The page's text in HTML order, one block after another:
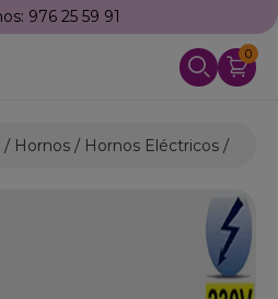
Envío GRATUITO a partir de
0
Hornos Hornos Eléctricos